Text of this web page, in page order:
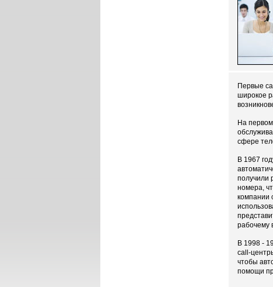
Первые
широкое
На
сфере
В 1967
получили
номера,
компании
рабочему
В 1998 -
call-
чтобы
помощи